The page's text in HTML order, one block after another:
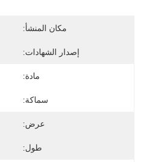
مكان المنشأ:
إصدار الشهادات:
مادة:
سماكة:
عرض:
طول: